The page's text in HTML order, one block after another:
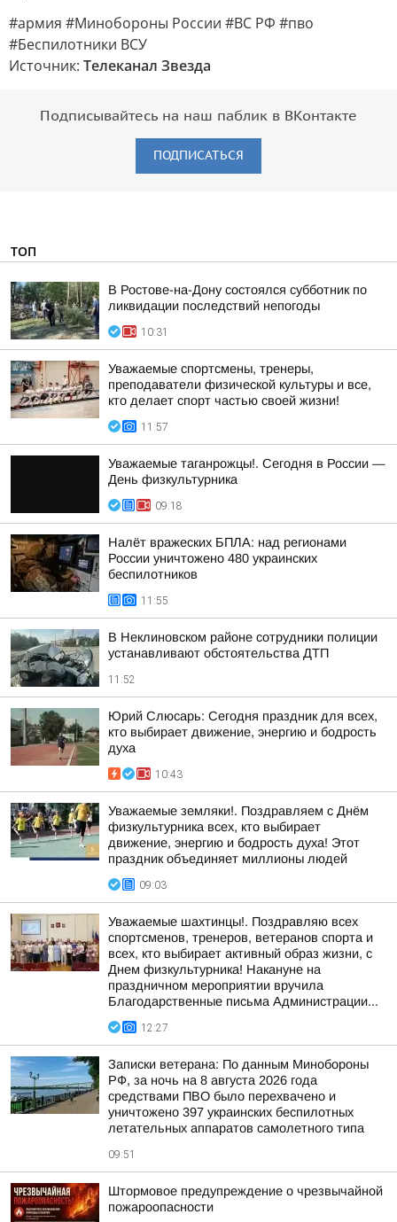
#армия #Минобороны России #ВС РФ #пво
#Беспилотники ВСУ
Источник: Телеканал Звезда
Подписывайтесь на наш паблик в ВКонтакте
ПОДПИСАТЬСЯ
ТОП
В Ростове-на-Дону состоялся субботник по
ликвидации последствий непогоды
10:31
Уважаемые спортсмены, тренеры,
преподаватели физической культуры и все,
кто делает спорт частью своей жизни!
11:57
Уважаемые таганрожцы!. Сегодня в России —
День физкультурника
09:18
Налёт вражеских БПЛА: над регионами
России уничтожено 480 украинских
беспилотников
11:55
В Неклиновском районе сотрудники полиции
устанавливают обстоятельства ДТП
11:52
Юрий Слюсарь: Сегодня праздник для всех,
кто выбирает движение, энергию и бодрость
духа
10:43
Уважаемые земляки!. Поздравляем с Днём
физкультурника всех, кто выбирает
движение, энергию и бодрость духа! Этот
праздник объединяет миллионы людей
09:03
Уважаемые шахтинцы!. Поздравляю всех
спортсменов, тренеров, ветеранов спорта и
всех, кто выбирает активный образ жизни, с
Днем физкультурника! Накануне на
праздничном мероприятии вручила
Благодарственные письма Администрации...
12:27
Записки ветерана: По данным Минобороны
РФ, за ночь на 8 августа 2026 года
средствами ПВО было перехвачено и
уничтожено 397 украинских беспилотных
летательных аппаратов самолетного типа
09:51
Штормовое предупреждение о чрезвычайной
пожароопасности